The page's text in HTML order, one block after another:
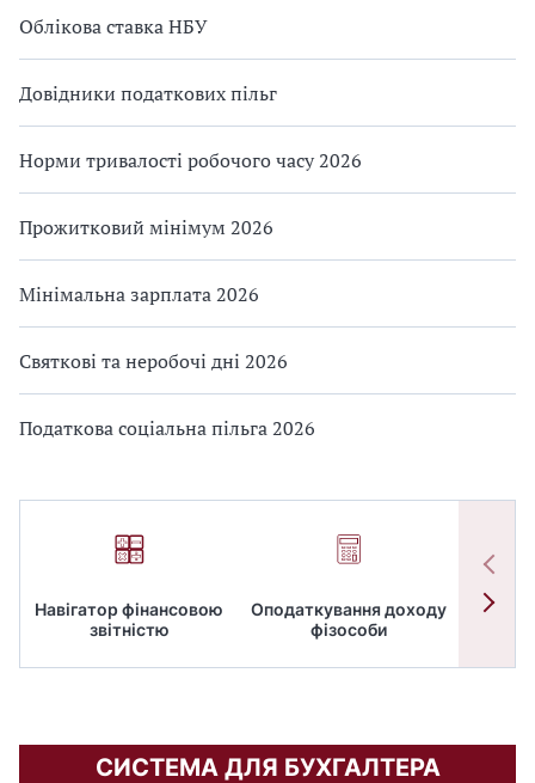
Облікова ставка НБУ
Довідники податкових пільг
Норми тривалості робочого часу 2026
Прожитковий мінімум 2026
Мінімальна зарплата 2026
Святкові та неробочі дні 2026
Податкова соціальна пільга 2026
Навігатор фінансовою
звітністю
Оподаткування доходу
фізособи
СИСТЕМА ДЛЯ БУХГАЛТЕРА